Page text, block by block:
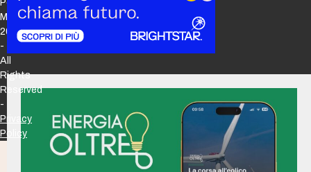
Policy
Maker
2026
-
All
Rights
Reserved
-
Privacy
Policy